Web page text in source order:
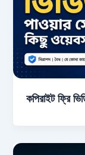
কপিরাইট ফ্রি